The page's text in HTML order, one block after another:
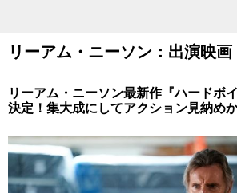
リーアム・ニーソン：出演映
リーアム・ニーソン最新作『ハードボ
決定！集大成にしてアクション見納め